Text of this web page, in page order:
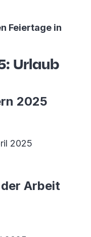
Feiertage in
Urlaub
2025
2025
Arbeit